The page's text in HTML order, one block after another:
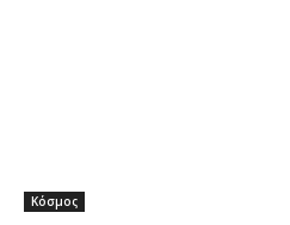
Κόσμος